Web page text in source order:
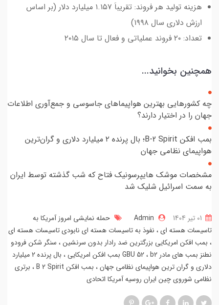
هزینه تولید هر فروند: تقریباَ ۱.۱۵۷ میلیارد دلار (بر اساس
ارزش دلاری سال ۱۹۹۸)
تعداد: ۲۰ فروند عملیاتی و فعال تا سال ۲۰۱۵
همچنین بخوانید...
چه کشورهایی بهترین هواپیماهای جاسوسی و جمع‌آوری اطلاعات
جهان را در اختیار دارند؟
بمب افکن B-2 Spirit؛ بال پرنده ۲ میلیارد دلاری و گران‌ترین
هواپیمای نظامی جهان
مشخصات موشک هایپرسونیک فتاح که شب گذشته توسط ایران
به سمت اسرائیل شلیک شد
Admin
حمله نمایشی امروز آمریکا به
تاسیسات هسته ای نفوذ به تاسیسات هسته ای نابودی تاسیسات هسته ای
بمب افکن امریکایی بزرگترین ضد رادار بدون سرنشین سنگر شکن فرودو
نطنز بمب های مادر GBU 52 b2 بمب افکن امریکایی
بال پرنده 2 میلیارد
دلاری و گران ترین هواپیمای نظامی جهان بمب افکن B 2 Spirit
برتری
نظامی شوروی چین ایران روسیه آمریکا اتحادی